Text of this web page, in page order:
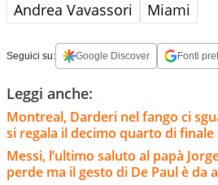
Andrea Vavassori Miami
Seguici su: Google Discover Fonti
Leggi anche:
Montreal, Darderi nel fango ci
si regala il decimo quarto di finale
Messi, l’ultimo saluto al papà
perde ma il gesto di De Paul è da